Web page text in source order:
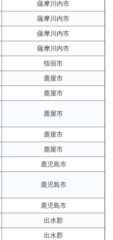
薩摩川内市
薩摩川内市
薩摩川内市
薩摩川内市
指宿市
鹿屋市
鹿屋市
鹿屋市
鹿屋市
鹿屋市
鹿児島市
鹿児島市
鹿児島市
出水郡
出水郡